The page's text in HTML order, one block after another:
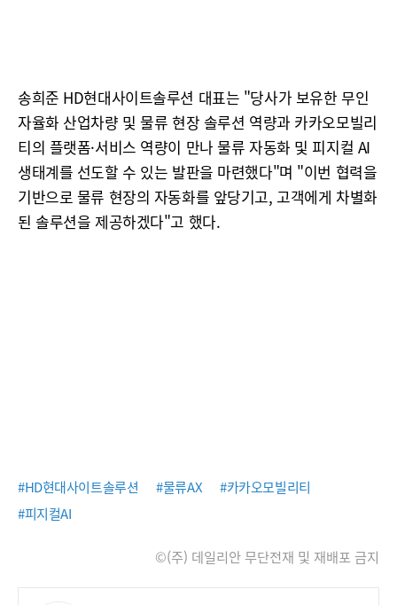
송희준 HD현대사이트솔루션 대표는 "당사가 보유한 무인
자율화 산업차량 및 물류 현장 솔루션 역량과 카카오모빌리
티의 플랫폼·서비스 역량이 만나 물류 자동화 및 피지컬 AI
생태계를 선도할 수 있는 발판을 마련했다"며 "이번 협력을
기반으로 물류 현장의 자동화를 앞당기고, 고객에게 차별화
된 솔루션을 제공하겠다"고 했다.
#HD현대사이트솔루션 #물류AX
#카카오모빌리티
#피지컬AI
©(주) 데일리안 무단전재 및 재배포 금지